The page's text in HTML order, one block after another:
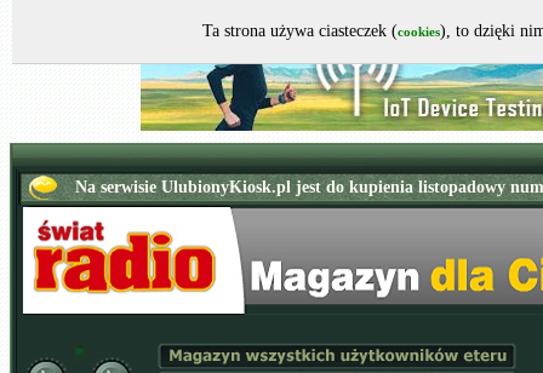
Ta strona używa ciasteczek (cookies), to dzięki